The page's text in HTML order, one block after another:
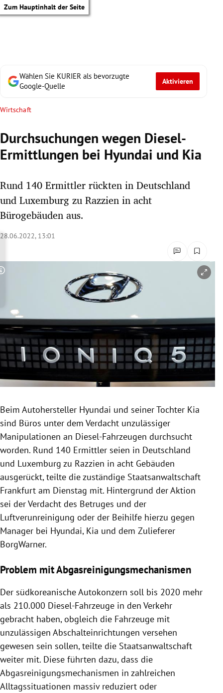
Zum Hauptinhalt der Seite
Untermenü
Untermenü
Untermenü
Untermenü
Untermenü
Untermenü
Wählen Sie KURIER als bevorzugte
Google-Quelle
Aktivieren
Wirtschaft
Durchsuchungen wegen Diesel-
Ermittlungen bei Hyundai und Kia
Rund 140 Ermittler rückten in Deutschland
und Luxemburg zu Razzien in acht
Bürogebäuden aus.
28.06.2022, 13:01
Copyright-Hinweis öffnen/schließen
Beim Autohersteller Hyundai und seiner Tochter Kia
sind Büros unter dem Verdacht unzulässiger
Manipulationen an Diesel-Fahrzeugen durchsucht
worden. Rund 140 Ermittler seien in Deutschland
und Luxemburg zu Razzien in acht Gebäuden
ausgerückt, teilte die zuständige Staatsanwaltschaft
Frankfurt am Dienstag mit. Hintergrund der Aktion
sei der Verdacht des Betruges und der
Luftverunreinigung oder der Beihilfe hierzu gegen
Manager bei Hyundai, Kia und dem Zulieferer
BorgWarner.
Problem mit Abgasreinigungsmechanismen
Der südkoreanische Autokonzern soll bis 2020 mehr
als 210.000 Diesel-Fahrzeuge in den Verkehr
gebracht haben, obgleich die Fahrzeuge mit
unzulässigen Abschalteinrichtungen versehen
gewesen sein sollen, teilte die Staatsanwaltschaft
weiter mit. Diese führten dazu, dass die
Abgasreinigungsmechanismen in zahlreichen
Alltagssituationen massiv reduziert oder